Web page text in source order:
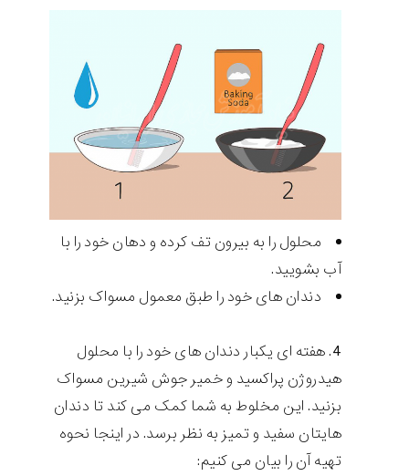
محلول را به بیرون تف کرده و دهان خود را با
آب بشویید.
دندان های خود را طبق معمول مسواک بزنید.
هفته ای یکبار دندان های خود را با محلول
هیدروژن پراکسید و خمیر جوش شیرین مسواک
بزنید. این مخلوط به شما کمک می کند تا دندان
هایتان سفید و تمیز به نظر برسد. در اینجا نحوه
تهیه آن را بیان می کنیم: